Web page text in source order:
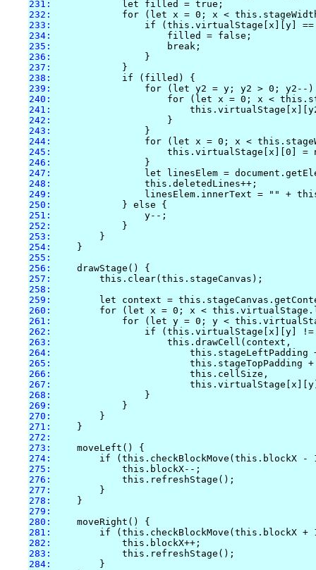
231:
232:
233:
234:
235:
236:
237:
238:
239:
240:
241:
242:
243:
244:
245:
246:
247:
248:
249:
250:
251:
252:
253:
254:
255:
256:
257:
258:
259:
260:
261:
262:
263:
264:
265:
266:
267:
268:
269:
270:
271:
272:
273:
274:
275:
276:
277:
278:
279:
280:
281:
282:
283:
284: